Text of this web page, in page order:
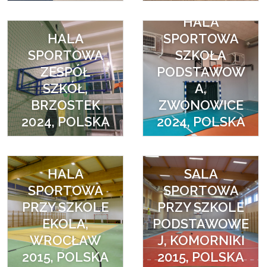
HALA
SPORTOWA
ZESPÓŁ
SZKÓŁ,
BRZOSTEK
2024, POLSKA
HALA
SPORTOWA
SZKOŁA
PODSTAWOW
A,
ZWONOWICE
2024, POLSKA
HALA
SPORTOWA
PRZY SZKOLE
EKOLA,
WROCŁAW
2015, POLSKA
SALA
SPORTOWA
PRZY SZKOLE
PODSTAWOWE
J, KOMORNIKI
2015, POLSKA